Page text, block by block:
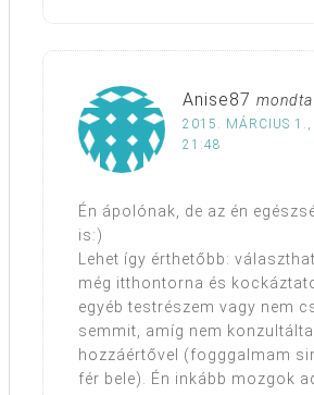
Anise87 mondta
2015. MÁRCIUS 1.,
21:48
Én ápolónak, de az én
is:)
Lehet így érthetőbb:
még itthontorna és
egyéb testrészem vagy nem
semmit, amíg nem
hozzáértővel (fogggalmam
fér bele). Én inkább mozgok